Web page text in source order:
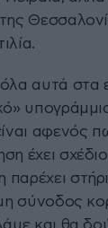
αυτά στα
αφενός
έχει
σύνοδος
και θα